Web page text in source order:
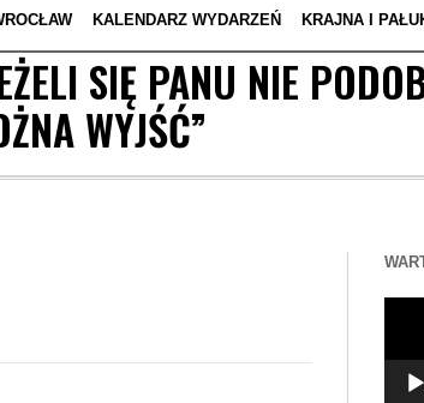
KALENDARZ WYDARZEŃ KRAJNA I
SIĘ PANU NIE
WYJŚĆ”